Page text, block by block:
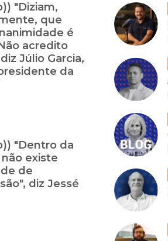
"Diziam,
que
é
acredito
Júlio Garcia,
da
"Dentro da
existe
de
diz Jessé